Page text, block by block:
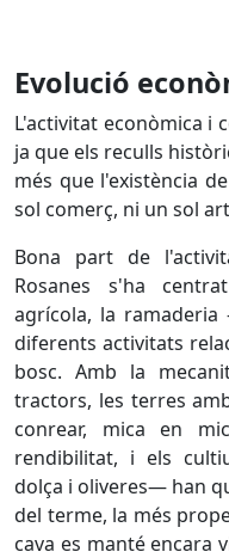
Evolució
L'activitat econòmica i
ja que els reculls
més que l'existència
sol comerç, ni un sol
Bona part de
Rosanes s'ha
agrícola, la
diferents activitats
bosc. Amb la
tractors, les terres
conrear, mica en
rendibilitat, i els
dolça i oliveres— han
del terme, la més
cava es manté encara